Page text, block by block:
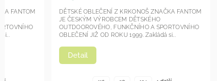
OBLEČENÍ Z KRKONOŠ ZNAČKA FANTOM
VÝROBCEM DĚTSKÉHO
FUNKČNÍHO A SPORTOVNÍHO
JIŽ OD ROKU 1999. Zakládá si...
DĚTSKÉ OBLEČENÍ Z
JE ČESKÝM
OUTDOOROVÉHO,
OBLEČENÍ JIŽ OD